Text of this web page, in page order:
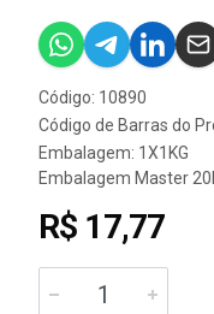
Código: 10890
Código de Barras do
Embalagem: 1X1KG
Embalagem Master
R$ 17,77